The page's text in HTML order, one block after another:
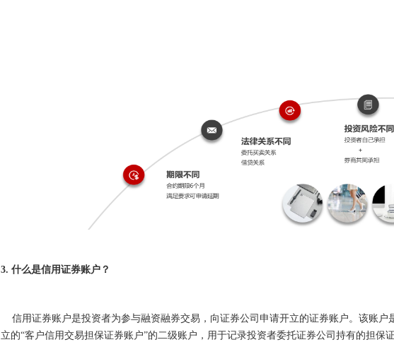
3. 什么是信用证券账户？
信用证券账户是投资者为参与融资融券交易，向证券公司申请开立的证券账户。该账户
立的“客户信用交易担保证券账户”的二级账户，用于记录投资者委托证券公司持有的担保